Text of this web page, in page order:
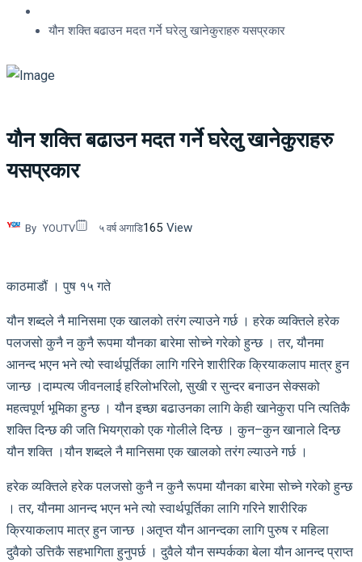
यौन शक्ति बढाउन मदत गर्ने घरेलु खानेकुराहरु यसप्रकार
यौन शक्ति बढाउन मदत गर्ने घरेलु खानेकुराहरु
यसप्रकार
By YOUTV ५ वर्ष अगाडि165 View
काठमाडौं । पुष १५ गते
यौन शब्दले नै मानिसमा एक खालको तरंग ल्याउने गर्छ । हरेक व्यक्तिले हरेक
पलजसो कुनै न कुनै रूपमा यौनका बारेमा सोच्ने गरेको हुन्छ । तर, यौनमा
आनन्द भएन भने त्यो स्वार्थपूर्तिका लागि गरिने शारीरिक क्रियाकलाप मात्र हुन
जान्छ ।दाम्पत्य जीवनलाई हरिलोभरिलो, सुखी र सुन्दर बनाउन सेक्सको
महत्वपूर्ण भूमिका हुन्छ । यौन इच्छा बढाउनका लागि केही खानेकुरा पनि त्यतिकै
शक्ति दिन्छ की जति भियग्राको एक गोलीले दिन्छ । कुन–कुन खानाले दिन्छ
यौन शक्ति ।यौन शब्दले नै मानिसमा एक खालको तरंग ल्याउने गर्छ ।
हरेक व्यक्तिले हरेक पलजसो कुनै न कुनै रूपमा यौनका बारेमा सोच्ने गरेको हुन्छ
। तर, यौनमा आनन्द भएन भने त्यो स्वार्थपूर्तिका लागि गरिने शारीरिक
क्रियाकलाप मात्र हुन जान्छ ।अतृप्त यौन आनन्दका लागि पुरुष र महिला
दुवैको उत्तिकै सहभागिता हुनुपर्छ । दुवैले यौन सम्पर्कका बेला यौन आनन्द प्राप्त